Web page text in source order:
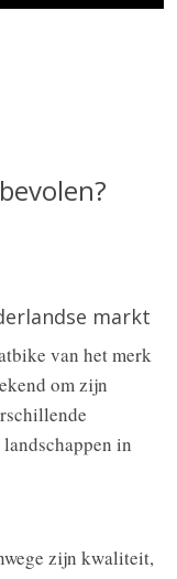
markt
van het merk
om zijn
in
zijn kwaliteit,